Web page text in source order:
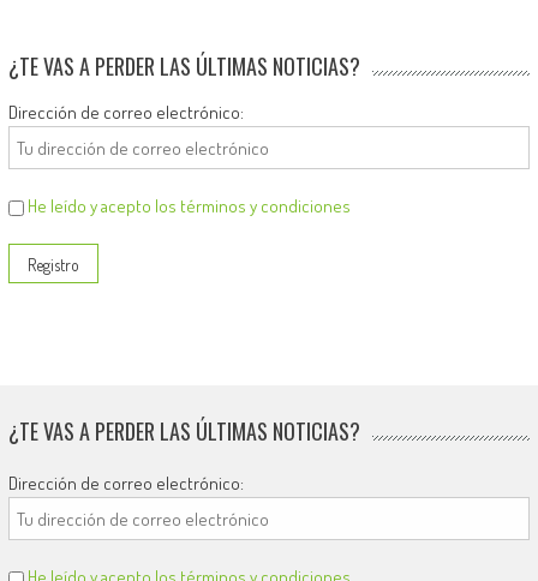
¿TE VAS A PERDER LAS ÚLTIMAS NOTICIAS?
Dirección de correo electrónico:
He leído y acepto los términos y condiciones
¿TE VAS A PERDER LAS ÚLTIMAS NOTICIAS?
Dirección de correo electrónico: